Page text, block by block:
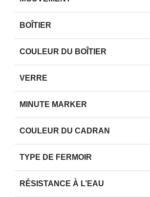
BOÎTIER
COULEUR DU BOÎTIER
VERRE
MINUTE MARKER
COULEUR DU CADRAN
TYPE DE FERMOIR
RÉSISTANCE À L’EAU